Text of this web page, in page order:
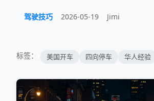
驾驶技巧 2026-05-19 Jimi
标签： 美国开车 四向停车 华人经验